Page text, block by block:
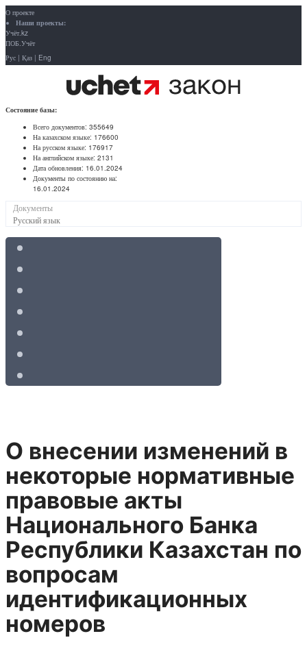
О проекте
Наши проекты:
Учёт.kz
ПОБ.Учёт
Рус | Қаз | Eng
Состояние базы:
Всего документов: 355649
На казахском языке: 176600
На русском языке: 176917
На английском языке: 2131
Дата обновления: 16.01.2024
Документы по состоянию на:
16.01.2024
Документы
Русский язык
О внесении изменений в
некоторые нормативные
правовые акты
Национального Банка
Республики Казахстан по
вопросам
идентификационных
номеров